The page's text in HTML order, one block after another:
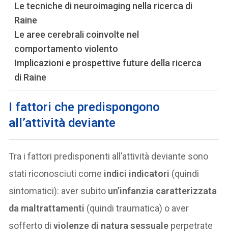
Le tecniche di neuroimaging nella ricerca di
Raine
Le aree cerebrali coinvolte nel
comportamento violento
Implicazioni e prospettive future della ricerca
di Raine
I fattori che predispongono
all’attività deviante
Tra i fattori predisponenti all’attività deviante sono
stati riconosciuti come indici indicatori (quindi
sintomatici): aver subito un’infanzia caratterizzata
da maltrattamenti (quindi traumatica) o aver
sofferto di violenze di natura sessuale perpetrate